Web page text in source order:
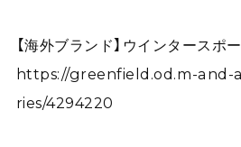
【海外ブランド】ウインタースポ
https://greenfield.od.m-and-
ries/4294220